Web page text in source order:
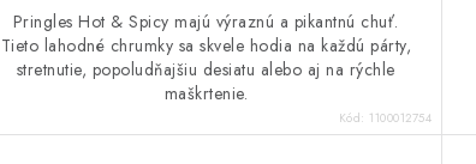
Pringles Hot & Spicy majú výraznú a pikantnú chuť.
Tieto lahodné chrumky sa skvele hodia na každú párty,
stretnutie, popoludňajšiu desiatu alebo aj na rýchle
maškrtenie.
Kód: 1100012754